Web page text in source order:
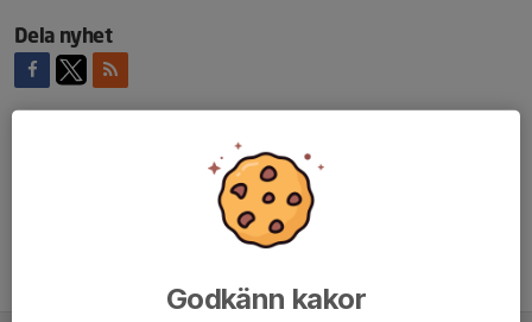
Dela nyhet
Godkänn kakor